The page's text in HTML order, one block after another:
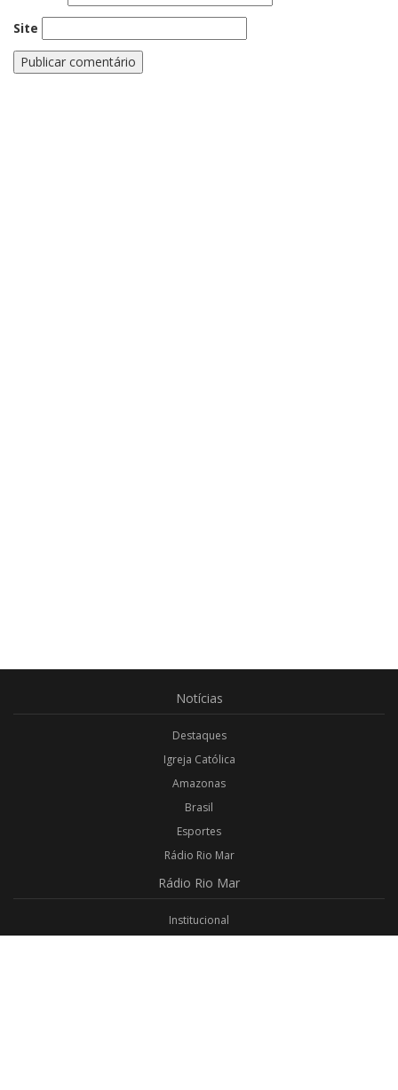
Site
Notícias
Destaques
Igreja Católica
Amazonas
Brasil
Esportes
Rádio Rio Mar
Rádio Rio Mar
Institucional